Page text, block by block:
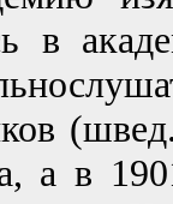
в
а в